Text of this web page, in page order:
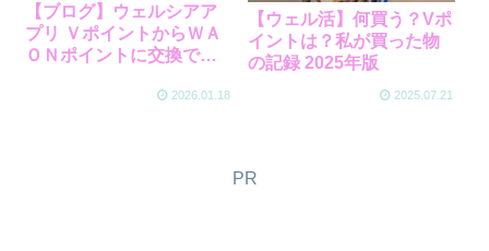
【ブログ】ウェルシアア
プリ ＶポイントからＷＡ
ＯＮポイントに交換でき
2026.01.18
【ウェル活】何買う？Vポ
イントは？私が買った物
の記録 2025年版
2025.07.21
PR